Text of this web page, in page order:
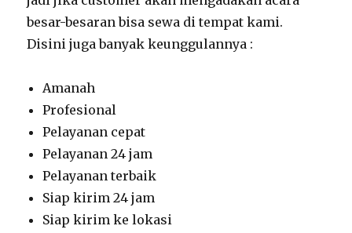
besar-besaran bisa sewa di tempat kami.
Disini juga banyak keunggulannya :
Amanah
Profesional
Pelayanan cepat
Pelayanan 24 jam
Pelayanan terbaik
Siap kirim 24 jam
Siap kirim ke lokasi